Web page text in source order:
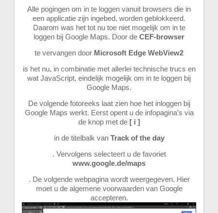
Alle pogingen om in te loggen vanuit browsers die in
een applicatie zijn ingebed, worden geblokkeerd.
Daarom was het tot nu toe niet mogelijk om in te
loggen bij Google Maps. Door de CEF-browser
te vervangen door Microsoft Edge WebView2
is het nu, in combinatie met allerlei technische trucs en
wat JavaScript, eindelijk mogelijk om in te loggen bij
Google Maps.
De volgende fotoreeks laat zien hoe het inloggen bij
Google Maps werkt. Eerst opent u de infopagina’s via
de knop met de [ i ]
in de titelbalk van Track of the day
. Vervolgens selecteert u de favoriet
www.google.de/maps
. De volgende webpagina wordt weergegeven. Hier
moet u de algemene voorwaarden van Google
accepteren.